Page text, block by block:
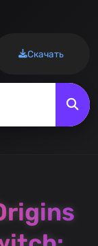
Скачать